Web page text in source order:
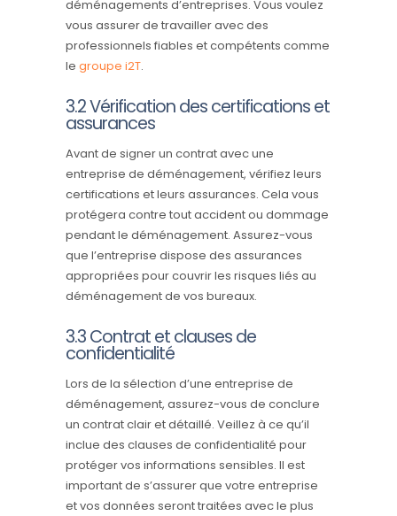
déménagements d’entreprises. Vous voulez
vous assurer de travailler avec des
professionnels fiables et compétents comme
le groupe i2T.
3.2 Vérification des certifications et
assurances
Avant de signer un contrat avec une
entreprise de déménagement, vérifiez leurs
certifications et leurs assurances. Cela vous
protégera contre tout accident ou dommage
pendant le déménagement. Assurez-vous
que l’entreprise dispose des assurances
appropriées pour couvrir les risques liés au
déménagement de vos bureaux.
3.3 Contrat et clauses de
confidentialité
Lors de la sélection d’une entreprise de
déménagement, assurez-vous de conclure
un contrat clair et détaillé. Veillez à ce qu’il
inclue des clauses de confidentialité pour
protéger vos informations sensibles. Il est
important de s’assurer que votre entreprise
et vos données seront traitées avec le plus